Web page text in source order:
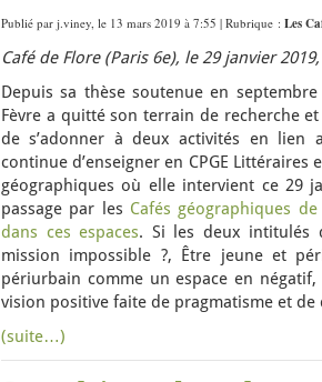
Publié par j.viney, le 13 mars 2019 à 7:55 | Rubrique : Les
Café de Flore (Paris 6e), le 29 janvier
Depuis sa thèse soutenue en
Fèvre a quitté son terrain de recherche
de s’adonner à deux activités en lien
continue d’enseigner en CPGE
géographiques où elle intervient ce 29
passage par les Cafés géographiques
dans ces espaces. Si les deux intitulés
mission impossible ?, Être jeune et
périurbain comme un espace en
vision positive faite de pragmatisme et de
(suite…)